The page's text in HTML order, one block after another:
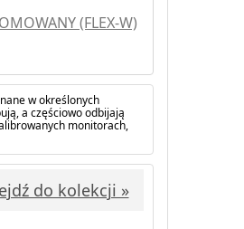
(FLEX-W)
w określonych
a częściowo odbijają
monitorach,
do kolekcji »